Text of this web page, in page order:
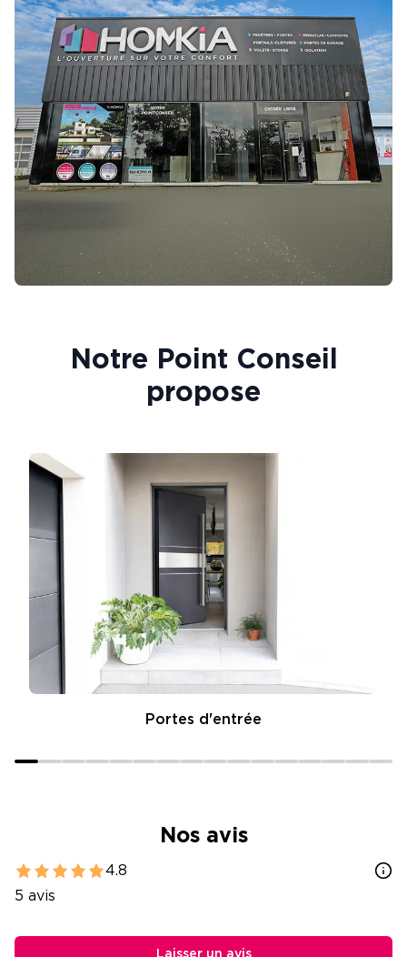
Notre Point Conseil
propose
Portes d'entrée
Nos avis
4.8
5 avis
Laisser un avis